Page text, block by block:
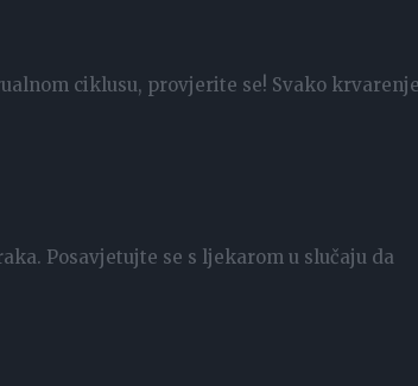
ciklusu, provjerite se! Svako
Posavjetujte se s ljekarom u slučaju da